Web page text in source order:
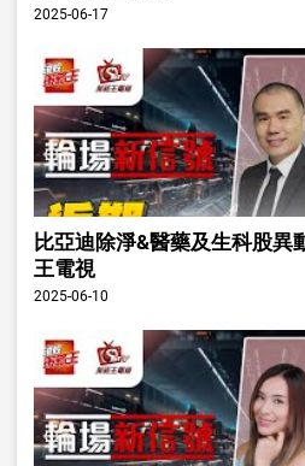
2025-06-17
比亞迪除淨&醫藥及生科股
王電視
2025-06-10